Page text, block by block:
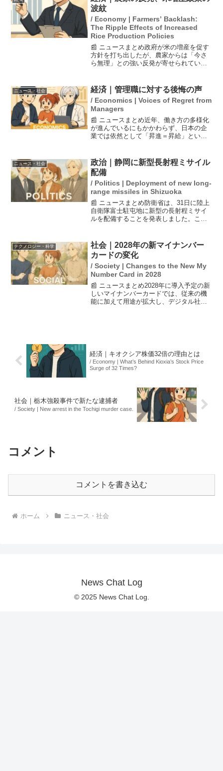
ッセージに今井は涙を流...
波紋
/ Economy | Farmers’ Backlash:
The Ripple Effects of Increased
Rice Production Policies
📰 ニュースまとめ政府が米の増産を促す
方針を打ち出したが、農家からは「今さ
ら無理」との強い反発が寄せられてい
現状が背景にある。実際、9割の農家が経
営に苦しんでおり、米の...
ニュース・社会 経済｜管理職に対する後悔の声
/ Economics | Voices of Regret from
Managers
📰 ニュースまとめ近年、働き方の多様化
が進んでいるにもかかわらず、日本の企
業では依然として「昇進＝昇給」という
りたいと考える人はわずか16.7％で、多
くの人が給料や適性...
ニュース・社会
政治｜静岡に新型長射程ミサイル
配備
/ Politics | Deployment of new long-
range missiles in Shizuoka
📰 ニュースまとめ防衛省は、31日に陸上
自衛隊富士駐屯地に新型の長射程ミサイ
ルを配備することを発表しました。この
力として重要視されています。しかし、
地元住民向けの説明会...
テクノロジー・科学
社会｜2028年の新マイナンバー
カードの変化
/ Society | Changes to the New My
Number Card in 2028
📰 ニュースまとめ2028年に導入予定の新
しいマイナンバーカードでは、従来の機
能に加えて用途が拡大し、デジタル社会
経済｜キオクシア株価32倍の理由とは
/ Economy | What’s Behind Kioxia’s Stock Price
Surge of 32 Times?
社会｜栃木強殺事件で新たな逮捕者
/ Society | New arrest in the Tochigi murder case.
コメント
コメントを書き込む
ホーム ニュース・社会
News Chat Log
© 2025 News Chat Log.